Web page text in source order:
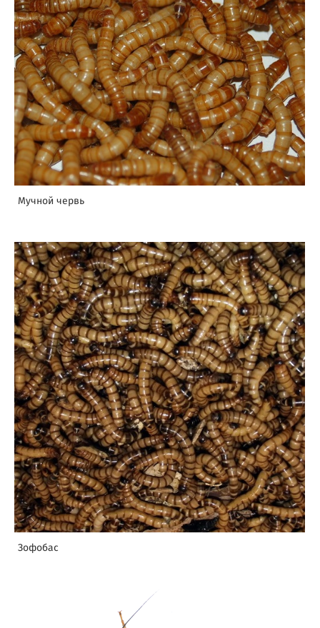
Мучной червь
Зофобас